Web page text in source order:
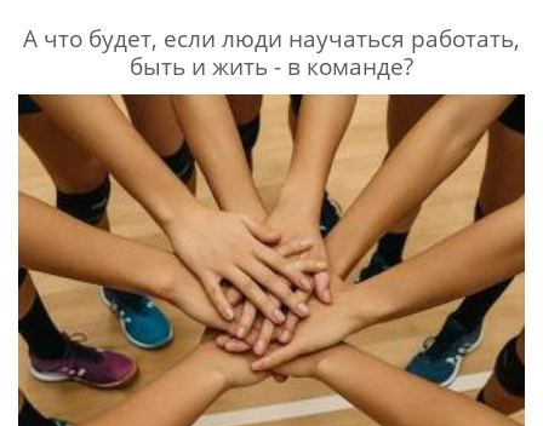
А что будет, если люди научаться работать,
быть и жить - в команде?